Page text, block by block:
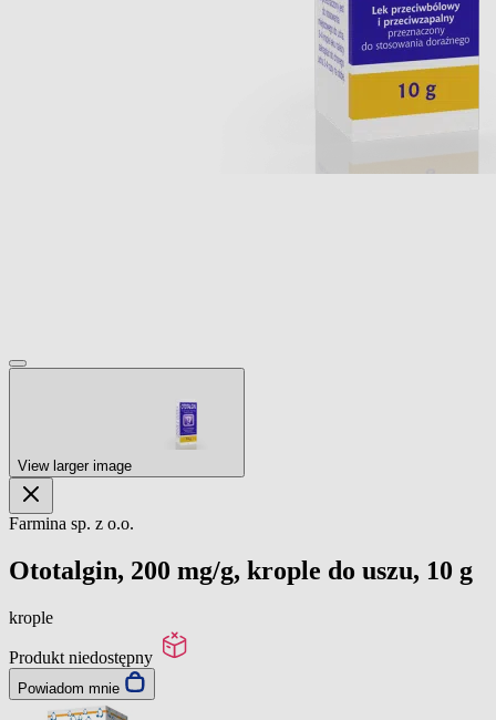
View larger image
Farmina sp. z o.o.
Ototalgin, 200 mg/g, krople do uszu, 10 g
krople
Produkt niedostępny
Powiadom mnie